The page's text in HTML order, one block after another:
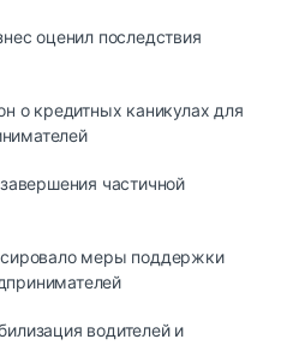
и
шины
оценил последствия
о кредитных каникулах для
частичной
меры поддержки
водителей и